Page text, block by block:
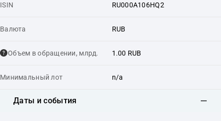
ISIN RU000A106HQ2
Валюта RUB
Объем в обращении, млрд. 1.00 RUB
Минимальный лот n/a
Даты и события